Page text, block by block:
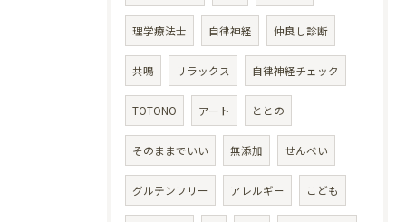
理学療法士 自律神経 仲良し診断
共鳴 リラックス 自律神経チェック
TOTONO アート ととの
そのままでいい 無添加 せんべい
グルテンフリー アレルギー こども